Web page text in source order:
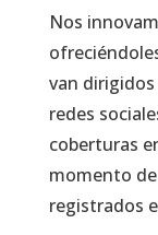
Nos
van
redes
coberturas
momento
registrados